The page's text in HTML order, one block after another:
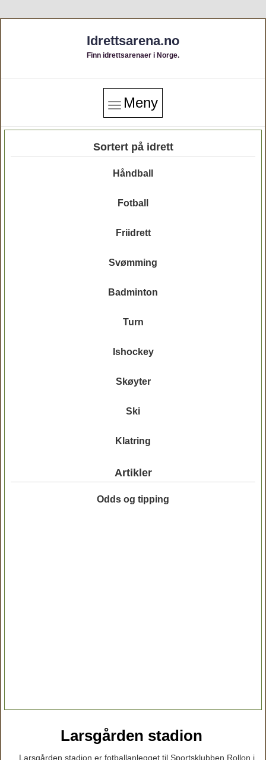
Idrettsarena.no
Finn idrettsarenaer i Norge.
Meny
Sortert på idrett
Håndball
Fotball
Friidrett
Svømming
Badminton
Turn
Ishockey
Skøyter
Ski
Klatring
Artikler
Odds og tipping
Larsgården stadion
Larsgården stadion er fotballanlegget til Sportsklubben Rollon i